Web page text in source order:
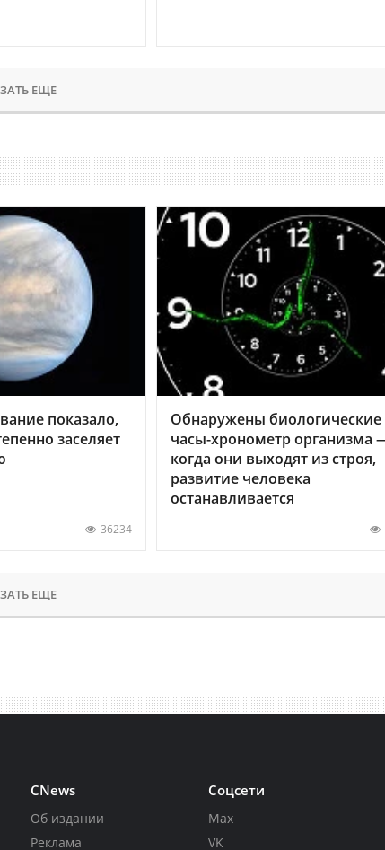
ЕЩЕ
показало,
заселяет
36234
Обнаружены биологические
часы-хронометр организма
когда они выходят из строя,
развитие человека
останавливается
ЕЩЕ
CNews
Об издании
Реклама
Соцсети
Max
VK